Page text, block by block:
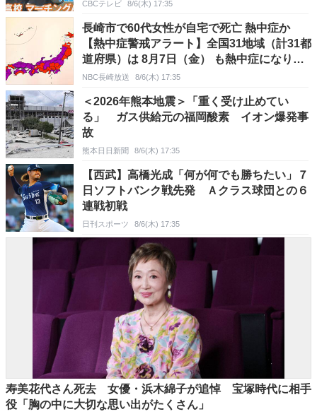
CBCテレビ 8/6(木) 17:35
長崎市で60代女性が自宅で死亡 熱中症か
【熱中症警戒アラート】全国31地域（計31都
道府県）は 8月7日（金） も熱中症になりや
すい危険な暑さに
NBC長崎放送 8/6(木) 17:35
＜2026年熊本地震＞「重く受け止めてい
る」 ガス供給元の福岡酸素 イオン爆発事
故
熊本日日新聞 8/6(木) 17:35
【西武】高橋光成「何が何でも勝ちたい」７
日ソフトバンク戦先発 Ａクラス球団との６
連戦初戦
日刊スポーツ 8/6(木) 17:35
寿美花代さん死去 女優・浜木綿子が追悼 宝塚時代に相手
役「胸の中に大切な思い出がたくさん」